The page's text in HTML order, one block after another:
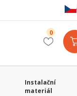
0
Instalační
materiál